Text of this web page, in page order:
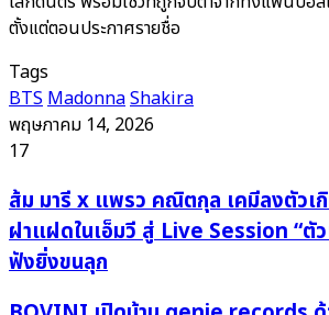
ตั้งแต่ตอนประกาศรายชื่อ
Tags
BTSMadonnaShakira
พฤษภาคม 14, 2026
17
ส้ม
มารี
x
แพรว
คณิต
ส้ม มารี x แพรว คณิตกุล เคมีลงตัวเกิ
ฝาแฝดในเอ็มวี สู่ Live Session “ตั
ฟังยิ่งขนลุก